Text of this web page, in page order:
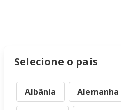
Selecione o país
Albânia Alemanha